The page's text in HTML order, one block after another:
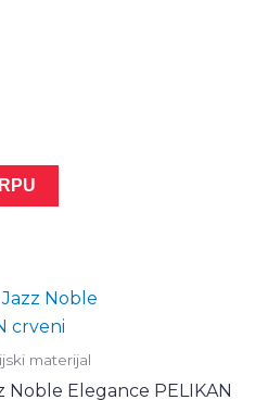
materijal
Elegance PELIKAN